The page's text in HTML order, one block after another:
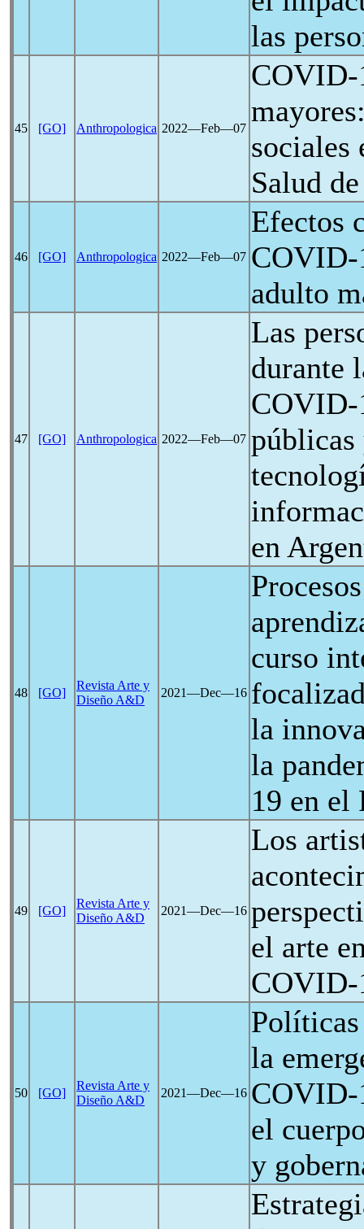
las
45 [GO] Anthropologica 2022―Feb―07
COVID-
sociales
Salud
46 [GO] Anthropologica 2022―Feb―07
Efectos
COVID-
adulto
47 [GO] Anthropologica 2022―Feb―07
Las
durante
COVID-
públicas
en
48 [GO]
Revista Arte y
Diseño A&D
2021―Dec―16
curso
la
la
19 en el
49 [GO]
Revista Arte y
Diseño A&D
2021―Dec―16
Los
el arte
COVID-
50 [GO]
Revista Arte y
Diseño A&D
2021―Dec―16
Políticas
la
COVID-
el
y